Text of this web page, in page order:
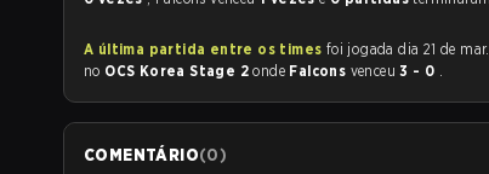
A última partida entre os times
no OCS Korea Stage 2onde Falcons venceu3 - 0 .
COMENTÁRIO(0)